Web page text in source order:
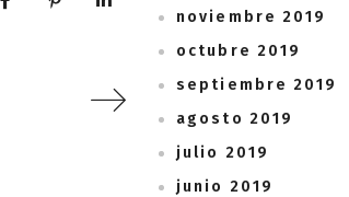
noviembre 2019
octubre 2019
septiembre 2019
agosto 2019
julio 2019
junio 2019